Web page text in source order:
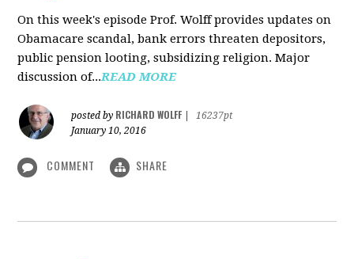
On this week's episode Prof. Wolff provides updates on
Obamacare scandal, bank errors threaten depositors,
public pension looting, subsidizing religion. Major
discussion of...READ MORE
posted by RICHARD WOLFF
16237pt
January 10, 2016
COMMENT SHARE